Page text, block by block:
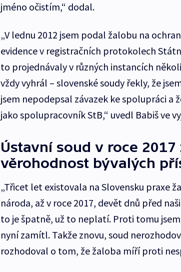
jméno očistím,“ dodal.
„V lednu 2012 jsem podal žalobu na
evidence v registračních protokolech
to projednávaly v různých instancích
vždy vyhrál – slovenské soudy řekly, že
jsem nepodepsal závazek ke spolupráci a
jako spolupracovník StB,“ uvedl Babiš ve
Ústavní soud v roce
věrohodnost bývalých
„Třicet let existovala na Slovensku praxe
národa, až v roce 2017, devět dnů před
to je špatně, už to neplatí. Proti tomu
nyní zamítl. Takže znovu, soud
rozhodoval o tom, že žaloba míří proti